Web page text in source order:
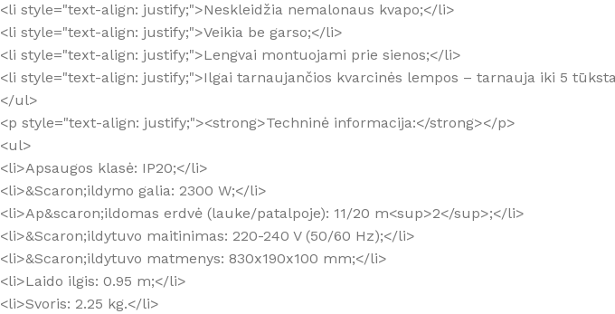
<li style="text-align: justify;">Neskleidžia nemalonaus kvapo;</li>
<li style="text-align: justify;">Veikia be garso;</li>
<li style="text-align: justify;">Lengvai montuojami prie sienos;</li>
<li style="text-align: justify;">Ilgai tarnaujančios kvarcinės lempos – tarnauja iki 5
</ul>
<p style="text-align: justify;"><strong>Techninė informacija:</strong></p>
<ul>
<li>Apsaugos klasė: IP20;</li>
<li>&Scaron;ildymo galia: 2300 W;</li>
<li>Ap&scaron;ildomas erdvė (lauke/patalpoje): 11/20 m<sup>2</sup>;</li>
<li>&Scaron;ildytuvo maitinimas: 220-240 V (50/60 Hz);</li>
<li>&Scaron;ildytuvo matmenys: 830x190x100 mm;</li>
<li>Laido ilgis: 0.95 m;</li>
<li>Svoris: 2.25 kg.</li>